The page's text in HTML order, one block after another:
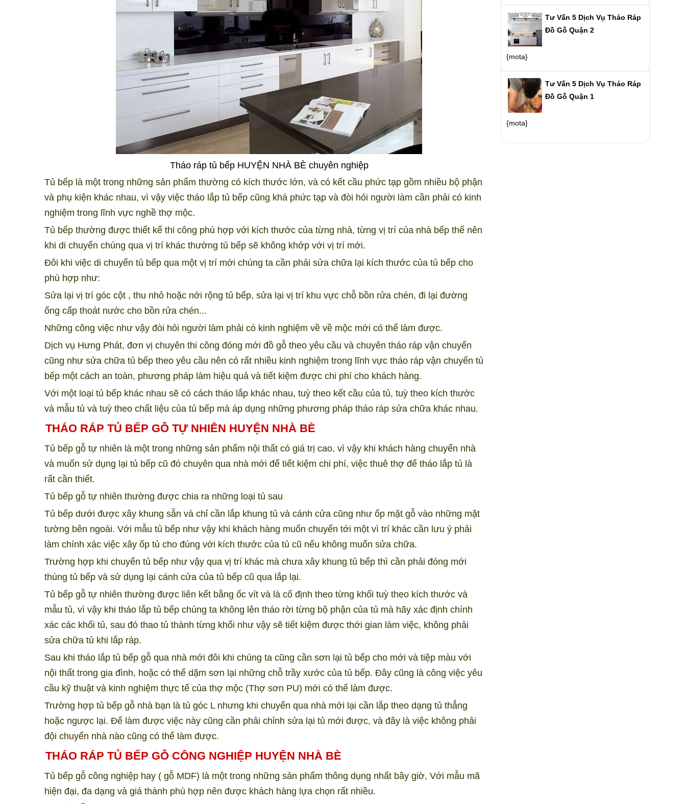
Tháo ráp tủ bếp HUYỆN NHÀ BÈ chuyên nghiệp
Tủ bếp là một trong những sản phẩm thường có kích thước lớn, và có kết cầu phức tạp gồm nhiều bộ phận
và phụ kiện khác nhau, vì vậy việc tháo lắp tủ bếp cũng khá phức tạp và đòi hỏi người làm cần phải có kinh
nghiệm trong lĩnh vực nghề thợ mộc.
Tủ bếp thường được thiết kế thi công phù hợp với kích thước của từng nhà, từng vị trí của nhà bếp thế nên
khi di chuyển chúng qua vị trí khác thường tủ bếp sẽ không khớp với vị trí mới.
Đôi khi việc di chuyển tủ bếp qua một vị trí mới chúng ta cần phải sửa chữa lại kích thước của tủ bếp cho
phù hợp như:
Sửa lại vị trí góc cột , thu nhỏ hoặc nới rộng tủ bếp, sửa lại vị trí khu vực chỗ bồn rửa chén, đi lại đường
ống cấp thoát nước cho bồn rửa chén...
Những công việc như vậy đòi hỏi người làm phải có kinh nghiệm về về mộc mới có thể làm được.
Dịch vụ Hưng Phát, đơn vị chuyên thi công đóng mới đồ gỗ theo yêu cầu và chuyên tháo ráp vận chuyển
cũng như sửa chữa tủ bếp theo yêu cầu nên có rất nhiều kinh nghiệm trong lĩnh vực tháo ráp vận chuyển tủ
bếp một cách an toàn, phương pháp làm hiệu quả và tiết kiệm được chi phí cho khách hàng.
Với một loại tủ bếp khác nhau sẽ có cách tháo lắp khác nhau, tuỳ theo kết cầu của tủ, tuỳ theo kích thước
và mẫu tủ và tuỳ theo chất liệu của tủ bếp mà áp dụng những phương pháp tháo ráp sửa chữa khác nhau.
THÁO RÁP TỦ BẾP GỖ TỰ NHIÊN HUYỆN NHÀ BÈ
Tủ bếp gỗ tự nhiên là một trong những sản phẩm nội thất có giá trị cao, vì vậy khi khách hàng chuyển nhà
và muốn sử dụng lại tủ bếp cũ đó chuyên qua nhà mới để tiết kiệm chi phí, việc thuê thợ để tháo lắp tủ là
rất cần thiết.
Tủ bếp gỗ tự nhiên thường được chia ra những loại tủ sau
Tủ bếp dưới được xây khung sẵn và chỉ cần lắp khung tủ và cánh cửa cũng như ốp mặt gỗ vào những mặt
tường bên ngoài. Với mẫu tủ bếp như vậy khi khách hàng muốn chuyển tới một vì trí khác cần lưu ý phải
làm chính xác việc xây ốp tủ cho đúng với kích thước của tủ cũ nếu không muốn sửa chữa.
Trường hợp khi chuyển tủ bếp như vậy qua vị trí khác mà chưa xây khung tủ bếp thì cần phải đóng mới
thùng tủ bếp và sử dụng lại cánh cửa của tủ bếp cũ qua lắp lại.
Tủ bếp gỗ tự nhiên thường được liên kết bằng ốc vít và là cố định theo từng khối tuỳ theo kích thước và
mẫu tủ, vì vậy khi tháo lắp tủ bếp chúng ta không lên tháo rời từng bộ phận của tủ mà hãy xác định chính
xác các khối tủ, sau đó thao tủ thành từng khối như vậy sẽ tiết kiệm được thới gian làm việc, không phải
sửa chữa tủ khi lắp ráp.
Sau khi tháo lắp tủ bếp gỗ qua nhà mới đôi khi chúng ta cũng cần sơn lại tủ bếp cho mới và tiệp màu với
nội thất trong gia đình, hoặc có thể dặm sơn lại những chỗ trầy xước của tủ bếp. Đây cũng là công việc yêu
cầu kỹ thuật và kinh nghiệm thực tế của thợ mộc (Thợ sơn PU) mới có thể làm được.
Trường hợp tủ bếp gỗ nhà bạn là tủ góc L nhưng khi chuyển qua nhà mới lại cần lắp theo dạng tủ thẳng
hoặc ngược lại. Để làm được việc này cũng cần phải chỉnh sửa lại tủ mới được, và đây là việc không phải
đội chuyển nhà nào cũng có thể làm được.
THÁO RÁP TỦ BẾP GỖ CÔNG NGHIỆP HUYỆN NHÀ BÈ
Tủ bếp gỗ công nghiệp hay ( gỗ MDF) là một trong những sản phẩm thông dụng nhất bây giờ, Với mẫu mã
hiện đại, đa dạng và giá thành phù hợp nên được khách hàng lựa chọn rất nhiều.
Tư Vấn 5 Dịch Vụ Tháo Ráp
Đồ Gỗ Quận 2
{mota}
Tư Vấn 5 Dịch Vụ Tháo Ráp
Đồ Gỗ Quận 1
{mota}